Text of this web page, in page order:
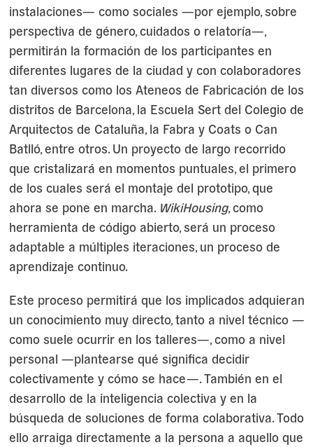
instalaciones— como sociales —por ejemplo, sobre
perspectiva de género, cuidados o relatoría—,
permitirán la formación de los participantes en
diferentes lugares de la ciudad y con colaboradores
tan diversos como los Ateneos de Fabricación de los
distritos de Barcelona, la Escuela Sert del Colegio de
Arquitectos de Cataluña, la Fabra y Coats o Can
Batlló, entre otros. Un proyecto de largo recorrido
que cristalizará en momentos puntuales, el primero
de los cuales será el montaje del prototipo, que
ahora se pone en marcha. WikiHousing, como
herramienta de código abierto, será un proceso
adaptable a múltiples iteraciones, un proceso de
aprendizaje continuo.
Este proceso permitirá que los implicados adquieran
un conocimiento muy directo, tanto a nivel técnico —
como suele ocurrir en los talleres—, como a nivel
personal —plantearse qué significa decidir
colectivamente y cómo se hace—. También en el
desarrollo de la inteligencia colectiva y en la
búsqueda de soluciones de forma colaborativa. Todo
ello arraiga directamente a la persona a aquello que